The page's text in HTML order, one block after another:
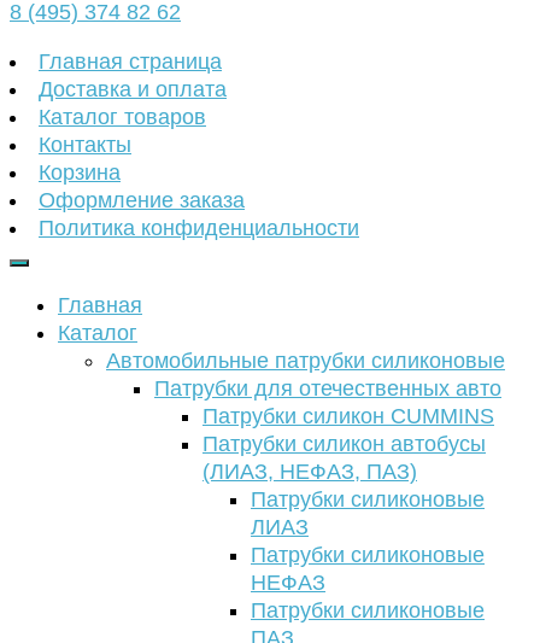
8 (495) 374 82 62
Главная страница
Доставка и оплата
Каталог товаров
Контакты
Корзина
Оформление заказа
Политика конфиденциальности
Главная
Каталог
Автомобильные патрубки силиконовые
Патрубки для отечественных авто
Патрубки силикон CUMMINS
Патрубки силикон автобусы
(ЛИАЗ, НЕФАЗ, ПАЗ)
Патрубки силиконовые
ЛИАЗ
Патрубки силиконовые
НЕФАЗ
Патрубки силиконовые
ПАЗ